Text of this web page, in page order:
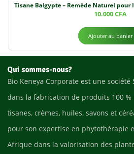
Tisane Balgypte – Remède Naturel pour
10.000CFA
Ajouter au panier
Qui sommes-nous?
Bio Keneya Corporate est une société
dans la fabrication de produits 100
tisanes, crèmes, huiles, savons et
pour son expertise en phytothérapie
Afrique dans la valorisation des